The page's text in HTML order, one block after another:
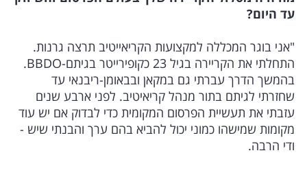
עד היום?
"אני בוגר המכללה למקצועות הקריאייטיב תרצה גרנות.
התחלתי את הקריירה בגיל 23 כקופירייטר בגיתם-BBDO.
בהמשך הדרך עברתי גם במקאן ובבאומן-ריבנאי עד
שחזרתי לגיתם בתור מנהל קריאיטיב. לפני ארבע שנים
עזבתי את תעשיית הפרסום המקומית כדי לבדוק אם יש עוד
מקומות שמישהו כמוני יכול להביא בהם ערך והבנתי שיש -
ודי הרבה.